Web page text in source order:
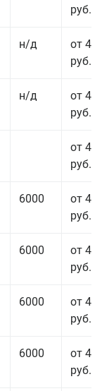
руб.
н/д
от 48
руб.
н/д
от 44
руб.
от 42
руб.
6000
от 42
руб.
6000
от 43
руб.
6000
от 43
руб.
6000
от 43
руб.